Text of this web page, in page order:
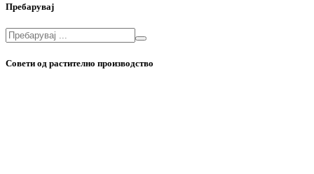
Пребарувај
Совети од растително производство